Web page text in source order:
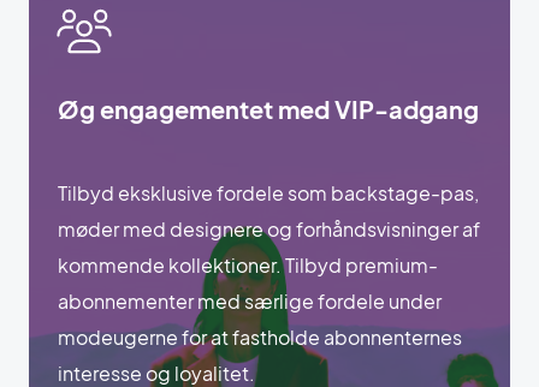
Øg engagementet med VIP-adgang
Tilbyd eksklusive fordele som backstage-pas,
møder med designere og forhåndsvisninger af
kommende kollektioner. Tilbyd premium-
abonnementer med særlige fordele under
modeugerne for at fastholde abonnenternes
interesse og loyalitet.